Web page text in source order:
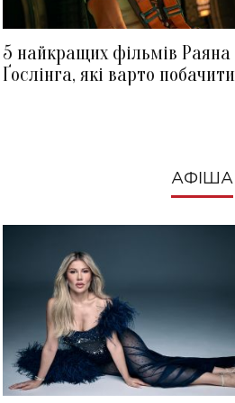
5 найкращих фільмів Раяна
Ґослінга, які варто побачити
АФІША